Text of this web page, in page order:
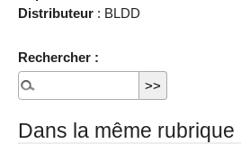
Distributeur : BLDD
Rechercher :
Dans la même rubrique